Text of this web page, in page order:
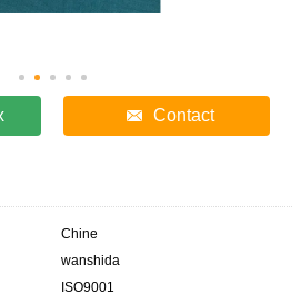
Contact
Chine
wanshida
ISO9001